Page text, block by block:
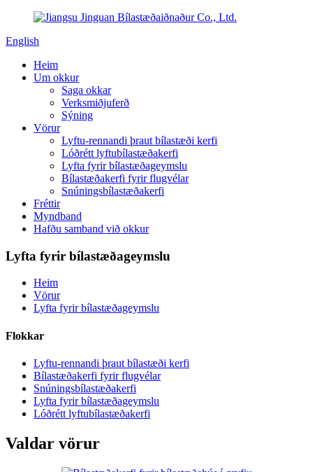
English
Heim
Um okkur
Saga okkar
Verksmiðjuferð
Sýning
Vörur
Lyftu-rennandi þraut bílastæði kerfi
Lóðrétt lyftubílastæðakerfi
Lyfta fyrir bílastæðageymslu
Bílastæðakerfi fyrir flugvélar
Snúningsbílastæðakerfi
Fréttir
Myndband
Hafðu samband við okkur
Lyfta fyrir bílastæðageymslu
Heim
Vörur
Lyfta fyrir bílastæðageymslu
Flokkar
Lyftu-rennandi þraut bílastæði kerfi
Bílastæðakerfi fyrir flugvélar
Snúningsbílastæðakerfi
Lyfta fyrir bílastæðageymslu
Lóðrétt lyftubílastæðakerfi
Valdar vörur